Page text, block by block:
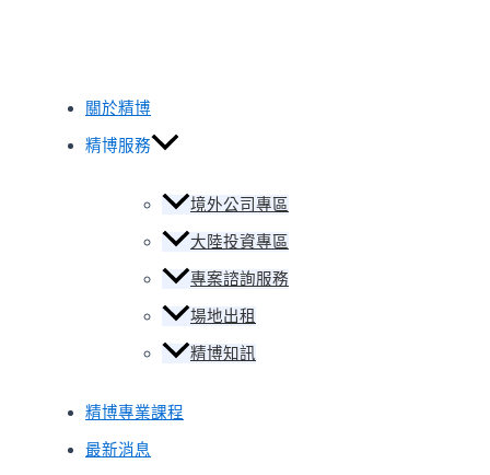
關於精博
精博服務
境外公司專區
大陸投資專區
專案諮詢服務
場地出租
精博知訊
精博專業課程
最新消息